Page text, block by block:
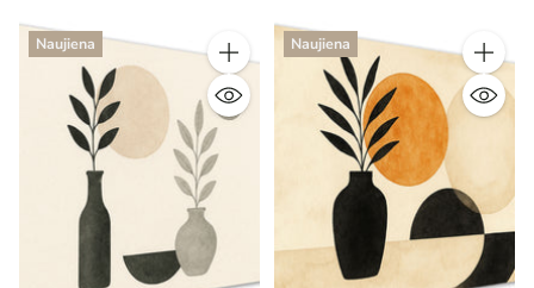
Naujiena
Kiekis
Naujiena
Kiekis